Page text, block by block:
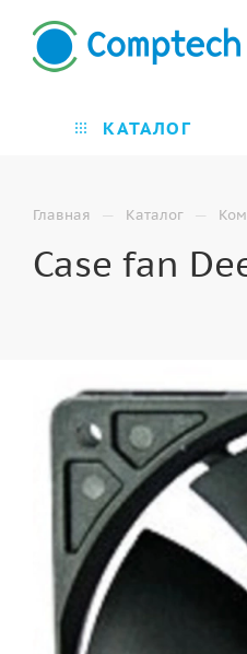
КАТАЛОГ
Главная — Каталог —
Case fan